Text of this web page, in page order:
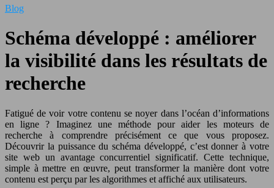
Blog
Schéma développé : améliorer
la visibilité dans les résultats de
recherche
Fatigué de voir votre contenu se noyer dans l’océan d’informations
en ligne ? Imaginez une méthode pour aider les moteurs de
recherche à comprendre précisément ce que vous proposez.
Découvrir la puissance du schéma développé, c’est donner à votre
site web un avantage concurrentiel significatif. Cette technique,
simple à mettre en œuvre, peut transformer la manière dont votre
contenu est perçu par les algorithmes et affiché aux utilisateurs.